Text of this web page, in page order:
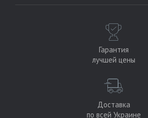
Гарантия
лучшей цены
Доставка
по всей Украине